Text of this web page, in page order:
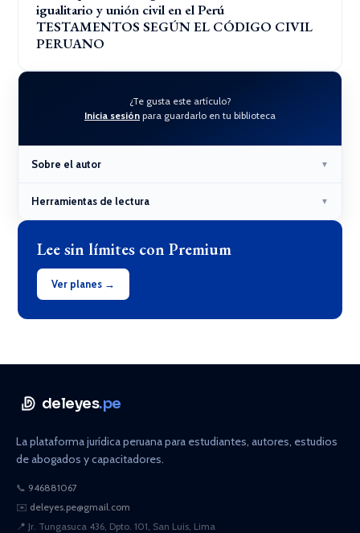
igualitario y unión civil en el Perú
TESTAMENTOS SEGÚN EL CÓDIGO CIVIL
PERUANO
¿Te gusta este artículo?
Inicia sesión para guardarlo en tu biblioteca
Sobre el autor ▼
Herramientas de lectura ▼
Lee sin límites con Premium
Ver planes →
deleyes.pe
La plataforma jurídica peruana para estudiantes, autores, estudios
de abogados y capacitadores.
📞 946881067
✉️ deleyes.pe@gmail.com
📍 Jr. Tungasuca 436, Dpto. 101, San Luis, Lima